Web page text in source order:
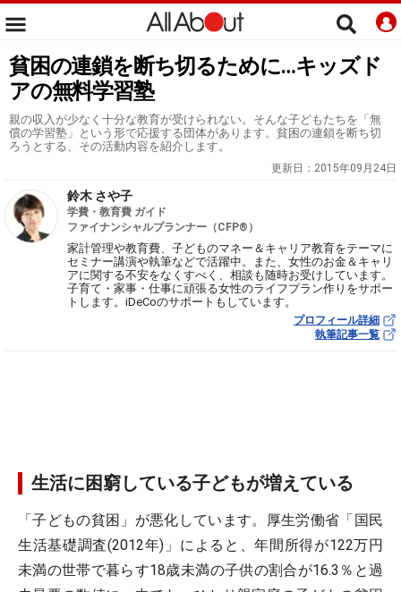
貧困の連鎖を断ち切るために…キッズド
アの無料学習塾
親の収入が少なく十分な教育が受けられない。そんな子どもたちを「無
償の学習塾」という形で応援する団体があります。貧困の連鎖を断ち切
ろうとする、その活動内容を紹介します。
更新日： 2015年09月24日
鈴木 さや子
学費・教育費 ガイド
ファイナンシャルプランナー（CFP®）
家計管理や教育費、子どものマネー＆キャリア教育をテーマに
セミナー講演や執筆などで活躍中。また、女性のお金＆キャリ
アに関する不安をなくすべく、相談も随時お受けしています。
子育て・家事・仕事に頑張る女性のライフプラン作りをサポー
トします。iDeCoのサポートもしています。
プロフィール詳細
執筆記事一覧
生活に困窮している子どもが増えている
「子どもの貧困」が悪化しています。厚生労働省「国民
生活基礎調査(2012年)」によると、年間所得が122万円
未満の世帯で暮らす18歳未満の子供の割合が16.3％と過